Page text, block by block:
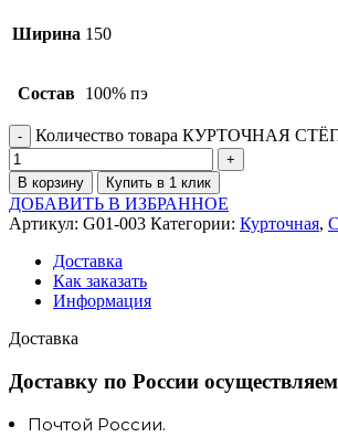
Ширина 150
Состав 100% пэ
Количество товара КУРТОЧНАЯ
В корзину Купить в 1 клик
ДОБАВИТЬ В ИЗБРАННОЕ
Артикул: G01-003 Категории: Курточная,
Доставка
Как заказать
Информация
Доставка
Доставку по России
Почтой России.